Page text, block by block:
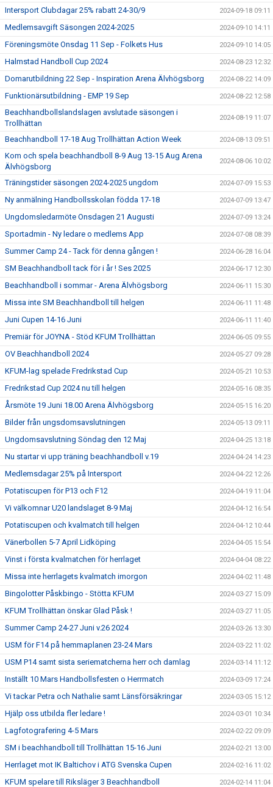
Intersport Clubdagar 25% rabatt 24-30/9 2024-09-18 09:11
Medlemsavgift Säsongen 2024-2025 2024-09-10 14:11
Föreningsmöte Onsdag 11 Sep - Folkets Hus 2024-09-10 14:05
Halmstad Handboll Cup 2024 2024-08-23 12:32
Domarutbildning 22 Sep - Inspiration Arena Älvhögsborg 2024-08-22 14:09
Funktionärsutbildning - EMP 19 Sep 2024-08-22 12:58
Beachhandbollslandslagen avslutade säsongen i
Trollhättan
2024-08-19 11:07
Beachhandboll 17-18 Aug Trollhättan Action Week 2024-08-13 09:51
Kom och spela beachhandboll 8-9 Aug 13-15 Aug Arena
Älvhögsborg
2024-08-06 10:02
Träningstider säsongen 2024-2025 ungdom 2024-07-09 15:53
Ny anmälning Handbollsskolan födda 17-18 2024-07-09 13:47
Ungdomsledarmöte Onsdagen 21 Augusti 2024-07-09 13:24
Sportadmin - Ny ledare o medlems App 2024-07-08 08:39
Summer Camp 24 - Tack för denna gången ! 2024-06-28 16:04
SM Beachhandboll tack för i år ! Ses 2025 2024-06-17 12:30
Beachhandboll i sommar - Arena Älvhögsborg 2024-06-11 15:30
Missa inte SM Beachhandboll till helgen 2024-06-11 11:48
Juni Cupen 14-16 Juni 2024-06-11 11:40
Premiär för JOYNA - Stöd KFUM Trollhättan 2024-06-05 09:55
OV Beachhandboll 2024 2024-05-27 09:28
KFUM-lag spelade Fredrikstad Cup 2024-05-21 10:53
Fredrikstad Cup 2024 nu till helgen 2024-05-16 08:35
Årsmöte 19 Juni 18.00 Arena Älvhögsborg 2024-05-15 16:20
Bilder från ungsdomsavslutningen 2024-05-13 09:11
Ungdomsavslutning Söndag den 12 Maj 2024-04-25 13:18
Nu startar vi upp träning beachhandboll v.19 2024-04-24 14:23
Medlemsdagar 25% på Intersport 2024-04-22 12:26
Potatiscupen för P13 och F12 2024-04-19 11:04
Vi välkomnar U20 landslaget 8-9 Maj 2024-04-12 16:54
Potatiscupen och kvalmatch till helgen 2024-04-12 10:44
Vänerbollen 5-7 April Lidköping 2024-04-05 15:54
Vinst i första kvalmatchen för herrlaget 2024-04-04 08:22
Missa inte herrlagets kvalmatch imorgon 2024-04-02 11:48
Bingolotter Påskbingo - Stötta KFUM 2024-03-27 15:09
KFUM Trollhättan önskar Glad Påsk ! 2024-03-27 11:05
Summer Camp 24-27 Juni v.26 2024 2024-03-26 13:30
USM för F14 på hemmaplanen 23-24 Mars 2024-03-22 11:02
USM P14 samt sista seriematcherna herr och damlag 2024-03-14 11:12
Inställt 10 Mars Handbollsfesten o Herrmatch 2024-03-09 17:24
Vi tackar Petra och Nathalie samt Länsförsäkringar 2024-03-05 15:12
Hjälp oss utbilda fler ledare ! 2024-03-01 10:34
Lagfotografering 4-5 Mars 2024-02-22 09:09
SM i beachhandboll till Trollhättan 15-16 Juni 2024-02-21 13:00
Herrlaget mot IK Baltichov i ATG Svenska Cupen 2024-02-16 11:02
KFUM spelare till Riksläger 3 Beachhandboll 2024-02-14 11:04